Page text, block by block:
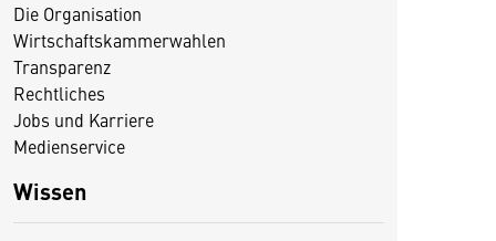
Die Organisation
Wirtschaftskammerwahlen
Transparenz
Rechtliches
Jobs und Karriere
Medienservice
Wissen